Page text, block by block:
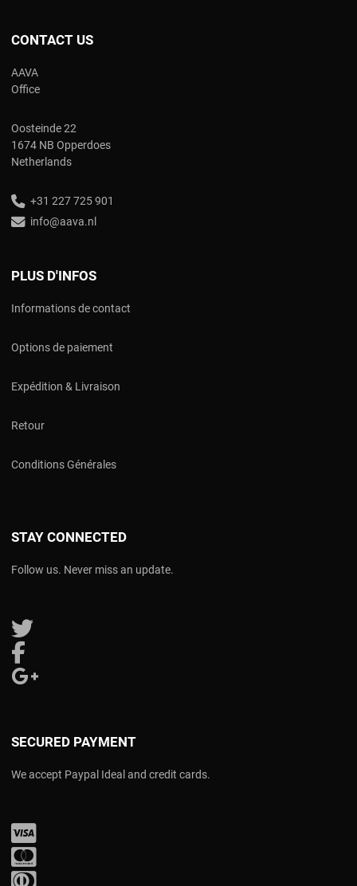
CONTACT US
AAVA
Office
Oosteinde 22
1674 NB Opperdoes
Netherlands
+31 227 725 901
info@aava.nl
PLUS D'INFOS
Informations de contact
Options de paiement
Expédition & Livraison
Retour
Conditions Générales
STAY CONNECTED
Follow us. Never miss an update.
Follow us on Twitter
SECURED PAYMENT
We accept Paypal Ideal and credit cards.